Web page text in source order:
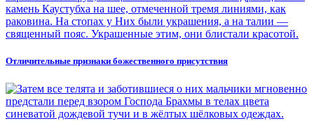
Отличительные признаки божественного присутствия